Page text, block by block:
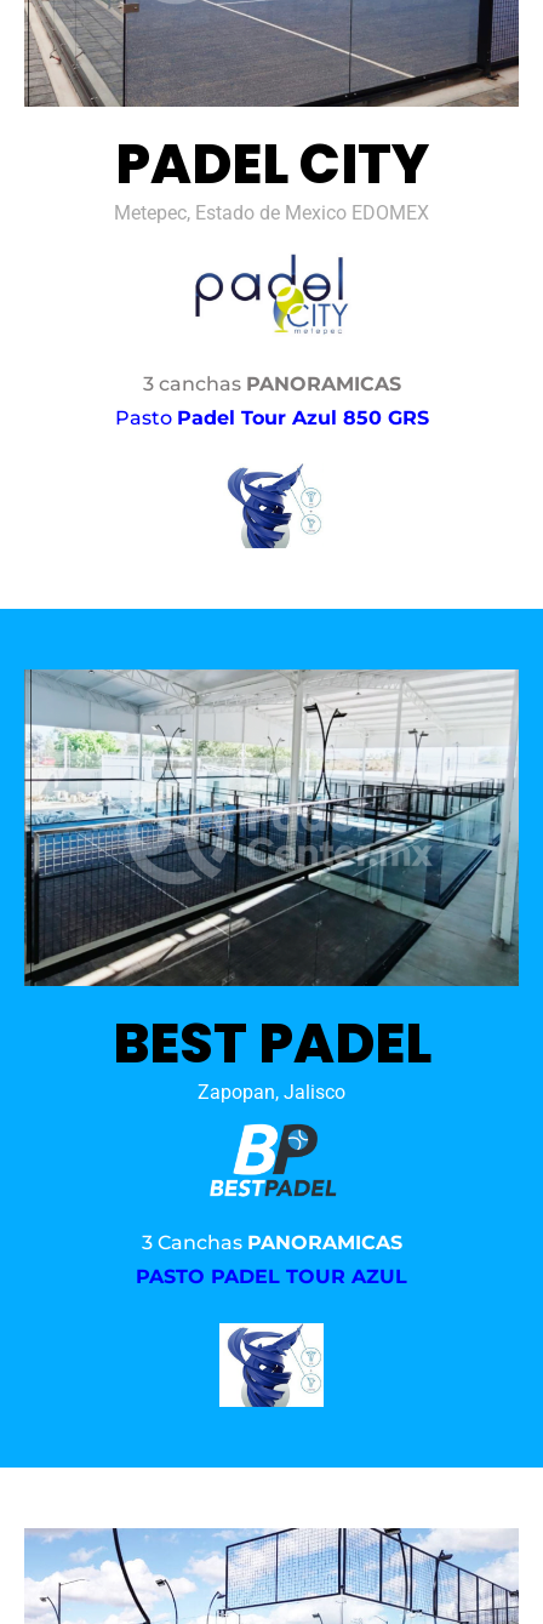
PADEL CITY
Metepec, Estado de Mexico EDOMEX
3 canchas PANORAMICAS
Pasto Padel Tour Azul 850 GRS
BEST PADEL
Zapopan, Jalisco
3 Canchas PANORAMICAS
PASTO PADEL TOUR AZUL